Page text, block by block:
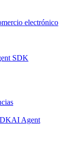
electrónico
SDK
AI Agent